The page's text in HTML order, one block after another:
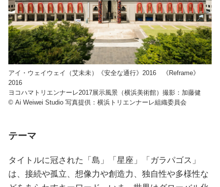
アイ・ウェイウェイ（艾未未）《安全な通行》2016 《Reframe》
2016
ヨコハマトリエンナーレ2017展示風景（横浜美術館）撮影：加藤健
© Ai Weiwei Studio 写真提供：横浜トリエンナーレ組織委員会
テーマ
タイトルに冠された「島」「星座」「ガラパゴス」
は、接続や孤立、想像力や創造力、独自性や多様性な